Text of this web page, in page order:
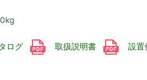
ログ 取扱説明書 設置